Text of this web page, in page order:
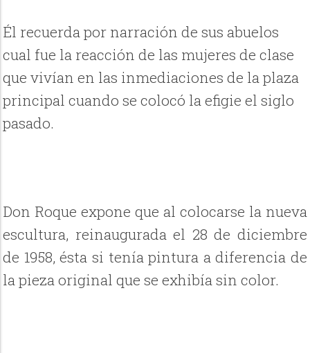
Él recuerda por narración de sus abuelos
cual fue la reacción de las mujeres de clase
que vivían en las inmediaciones de la plaza
principal cuando se colocó la efigie el siglo
pasado.
Don Roque expone que al colocarse la nueva
escultura, reinaugurada el 28 de diciembre
de 1958, ésta si tenía pintura a diferencia de
la pieza original que se exhibía sin color.